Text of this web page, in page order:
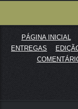
PÁGINA INICIAL
ENTREGAS